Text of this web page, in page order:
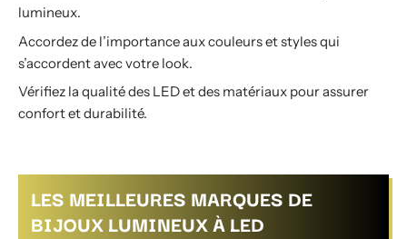
lumineux.
Accordez de l’importance aux couleurs et styles qui
s’accordent avec votre look.
Vérifiez la qualité des LED et des matériaux pour assurer
confort et durabilité.
LES MEILLEURES MARQUES DE
BIJOUX LUMINEUX À LED